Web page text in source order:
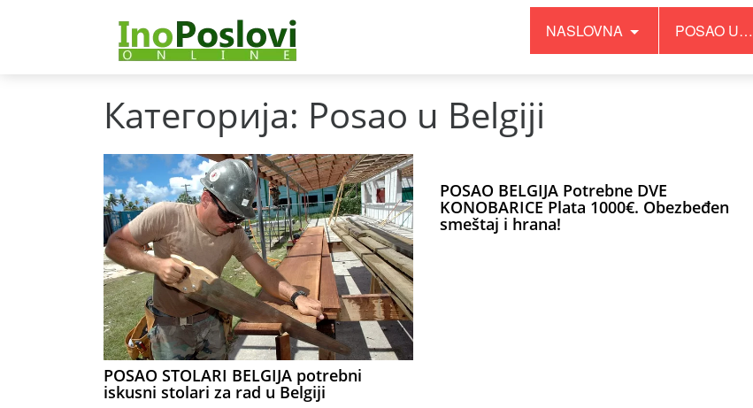
NASLOVNA POSAO U…
Категорија: Posao u Belgiji
POSAO STOLARI BELGIJA potrebni
iskusni stolari za rad u Belgiji
POSAO BELGIJA Potrebne DVE
KONOBARICE Plata 1000€. Obezbeđen
smeštaj i hrana!